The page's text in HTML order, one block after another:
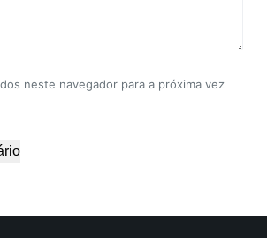
neste navegador para a próxima vez